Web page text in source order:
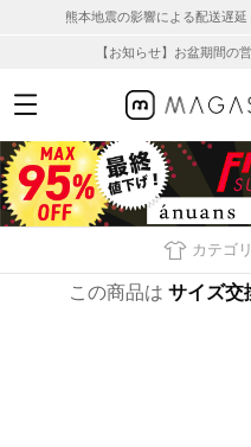
熊本地震の影響による配送遅延
【お知らせ】お盆期間の
カテゴリ
この商品は サイズ交